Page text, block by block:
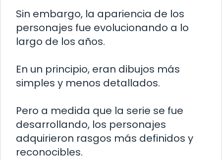
Sin embargo, la apariencia de los
personajes fue evolucionando a lo
largo de los años.
En un principio, eran dibujos más
simples y menos detallados.
Pero a medida que la serie se fue
desarrollando, los personajes
adquirieron rasgos más definidos y
reconocibles.